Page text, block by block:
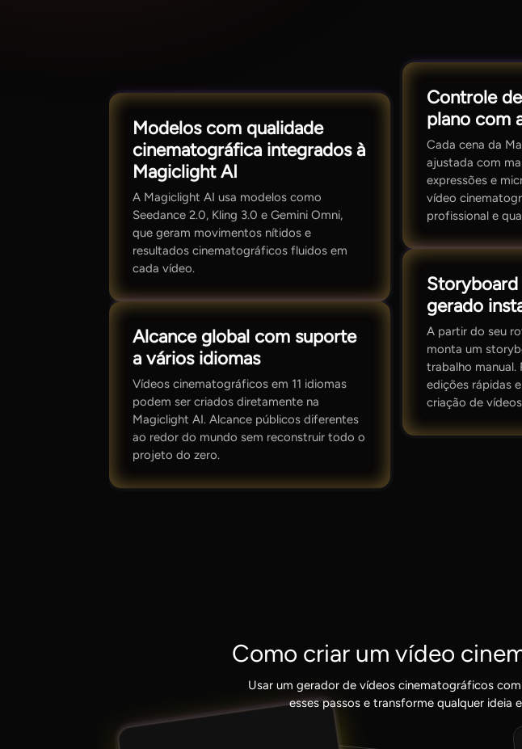
Modelos com qualidade
cinematográfica integrados à
Magiclight AI
A Magiclight AI usa modelos como
Seedance 2.0, Kling 3.0 e Gemini Omni,
que geram movimentos nítidos e
resultados cinematográficos fluidos em
cada vídeo.
Alcance global com suporte
a vários idiomas
Vídeos cinematográficos em 11 idiomas
podem ser criados diretamente na
Magiclight AI. Alcance públicos diferentes
ao redor do mundo sem reconstruir todo o
projeto do zero.
Controle
plano com
Cada cena da
ajustada com
expressões e
vídeo
profissional e
gerado
A partir do seu
monta um
trabalho manual.
edições rápidas
criação de
Como criar um vídeo
Usar um gerador de vídeos cinematográficos
esses passos e transforme qualquer